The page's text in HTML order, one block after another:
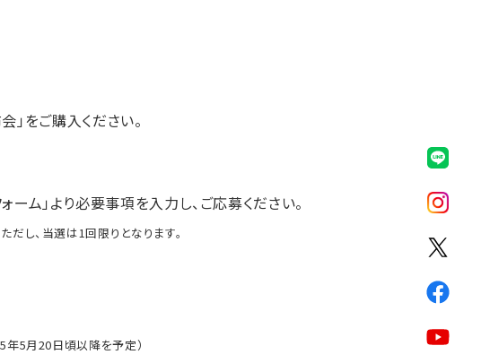
をご購入ください。
ム」より必要事項を入力し、ご応募ください。
し、当選は1回限りとなります。
年5月20日頃以降を予定）